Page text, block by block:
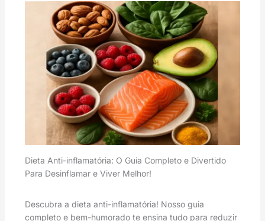
Dieta Anti-inflamatória: O Guia Completo e Divertido
Para Desinflamar e Viver Melhor!
Descubra a dieta anti-inflamatória! Nosso guia
completo e bem-humorado te ensina tudo para reduzir